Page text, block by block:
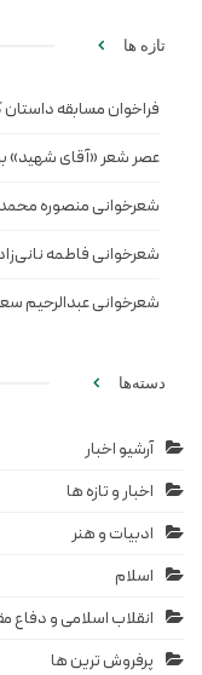
تازه ها
فراخوان مسابقه داستان
عصر شعر «آقای شهید»
شعرخوانی منصوره
شعرخوانی فاطمه
شعرخوانی عبدالرحیم
دسته‌ها
آرشیو اخبار
اخبار و تازه ها
ادبیات و هنر
اسلام
انقلاب اسلامی و
پرفروش ترین ها